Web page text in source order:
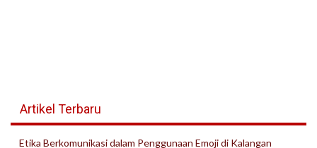
Artikel Terbaru
Etika Berkomunikasi dalam Penggunaan Emoji di Kalangan